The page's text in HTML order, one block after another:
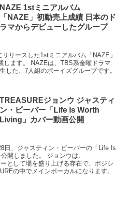
「NAZE」初動売上成績 日本のド
ラマからデビューしたグループ
リースした1stミニアルバム「NAZE」
します。 NAZEは、TBS系金曜ドラマ
した、7人組のボーイズグループです。
ン・ビーバー「Life Is Worth
Living」カバー動画公開
日、ジャスティン・ビーバーの「Life Is
開しました。 ジョンウは、
として場を盛り上げる存在で、ポジシ
の中でメインボーカルになります。